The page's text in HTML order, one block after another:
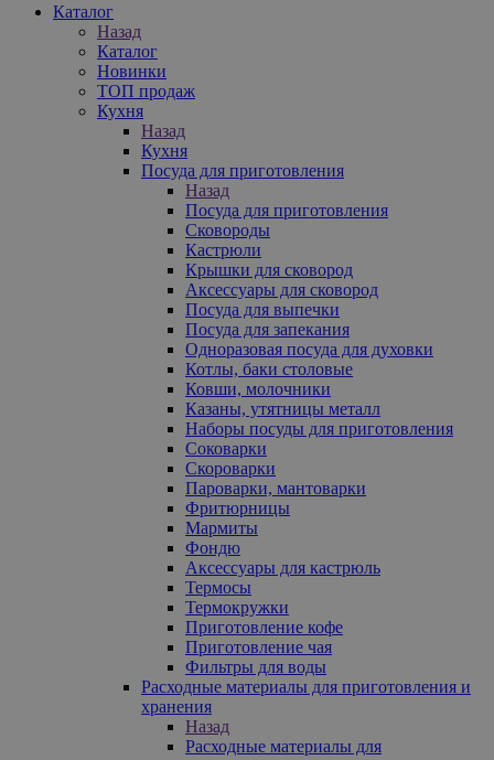
Каталог
Назад
Каталог
Новинки
ТОП продаж
Кухня
Назад
Кухня
Посуда для приготовления
Назад
Посуда для приготовления
Сковороды
Кастрюли
Крышки для сковород
Аксессуары для сковород
Посуда для выпечки
Посуда для запекания
Одноразовая посуда для духовки
Котлы, баки столовые
Ковши, молочники
Казаны, утятницы металл
Наборы посуды для приготовления
Соковарки
Скороварки
Пароварки, мантоварки
Фритюрницы
Мармиты
Фондю
Аксессуары для кастрюль
Термосы
Термокружки
Приготовление кофе
Приготовление чая
Фильтры для воды
Расходные материалы для приготовления и
хранения
Назад
Расходные материалы для